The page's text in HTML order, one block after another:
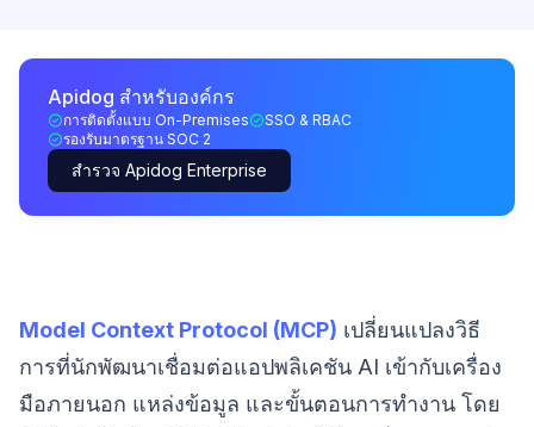
Apidog สำหรับองค์กร
การติดตั้งแบบ On-Premises
SSO & RBAC
รองรับมาตรฐาน SOC 2
สำรวจ Apidog Enterprise
Model Context Protocol (MCP) เปลี่ยนแปลงวิธี
การที่นักพัฒนาเชื่อมต่อแอปพลิเคชัน AI เข้ากับเครื่อง
มือภายนอก แหล่งข้อมูล และขั้นตอนการทำงาน โดย